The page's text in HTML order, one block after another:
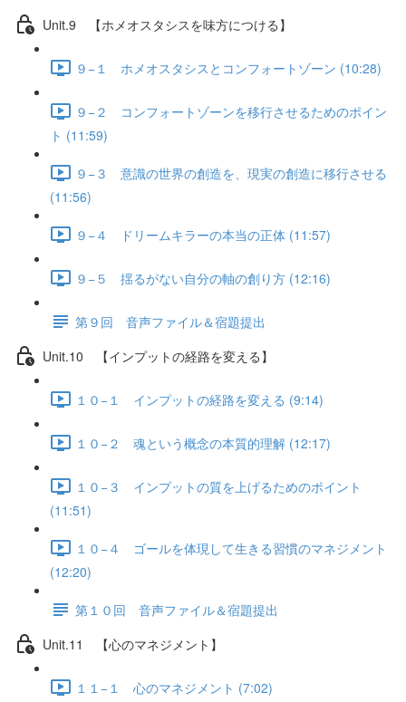
Unit.9 【ホメオスタシスを味方につける】
９−１ ホメオスタシスとコンフォートゾーン (10:28)
９−２ コンフォートゾーンを移行させるためのポイン
ト (11:59)
９−３ 意識の世界の創造を、現実の創造に移行させる
(11:56)
９−４ ドリームキラーの本当の正体 (11:57)
９−５ 揺るがない自分の軸の創り方 (12:16)
第９回 音声ファイル＆宿題提出
Unit.10 【インプットの経路を変える】
１０−１ インプットの経路を変える (9:14)
１０−２ 魂という概念の本質的理解 (12:17)
１０−３ インプットの質を上げるためのポイント
(11:51)
１０−４ ゴールを体現して生きる習慣のマネジメント
(12:20)
第１０回 音声ファイル＆宿題提出
Unit.11 【心のマネジメント】
１１−１ 心のマネジメント (7:02)